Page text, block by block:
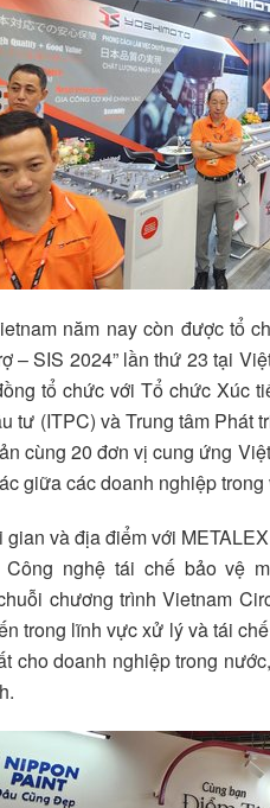
năm nay còn được tổ
– SIS 2024” lần thứ 23 tại
tổ chức với Tổ chức Xúc
tư (ITPC) và Trung tâm Phát
cùng 20 đơn vị cung ứng
giữa các doanh nghiệp
và địa điểm với
nghệ tái chế bảo vệ
chương trình Vietnam
trong lĩnh vực xử lý và tái
cho doanh nghiệp trong